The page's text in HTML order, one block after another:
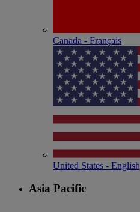
Canada - Français
United States - English
Asia Pacific